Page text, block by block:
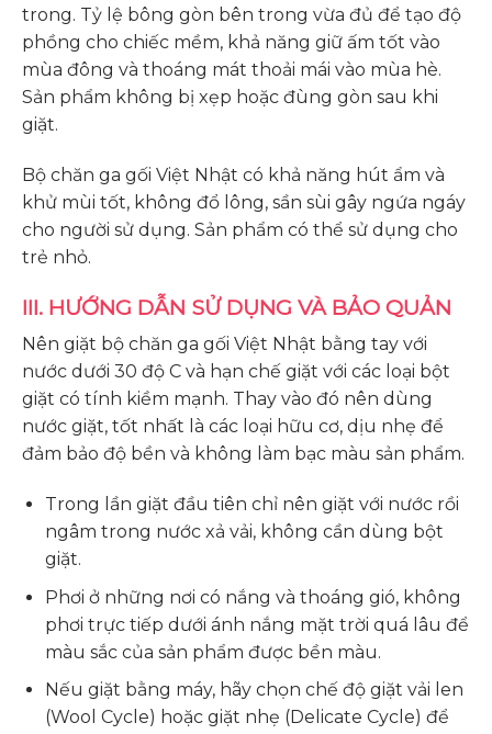
trong. Tỷ lệ bông gòn bên trong vừa đủ để tạo độ
phồng cho chiếc mềm, khả năng giữ ấm tốt vào
mùa đông và thoáng mát thoải mái vào mùa hè.
Sản phẩm không bị xẹp hoặc đùng gòn sau khi
giặt.
Bộ chăn ga gối Việt Nhật có khả năng hút ẩm và
khử mùi tốt, không đổ lông, sần sùi gây ngứa ngáy
cho người sử dụng. Sản phẩm có thể sử dụng cho
trẻ nhỏ.
III. HƯỚNG DẪN SỬ DỤNG VÀ BẢO QUẢN
Nên giặt bộ chăn ga gối Việt Nhật bằng tay với
nước dưới 30 độ C và hạn chế giặt với các loại bột
giặt có tính kiềm mạnh. Thay vào đó nên dùng
nước giặt, tốt nhất là các loại hữu cơ, dịu nhẹ để
đảm bảo độ bền và không làm bạc màu sản phẩm.
Trong lần giặt đầu tiên chỉ nên giặt với nước rồi
ngâm trong nước xả vải, không cần dùng bột
giặt.
Phơi ở những nơi có nắng và thoáng gió, không
phơi trực tiếp dưới ánh nắng mặt trời quá lâu để
màu sắc của sản phẩm được bền màu.
Nếu giặt bằng máy, hãy chọn chế độ giặt vải len
(Wool Cycle) hoặc giặt nhẹ (Delicate Cycle) để